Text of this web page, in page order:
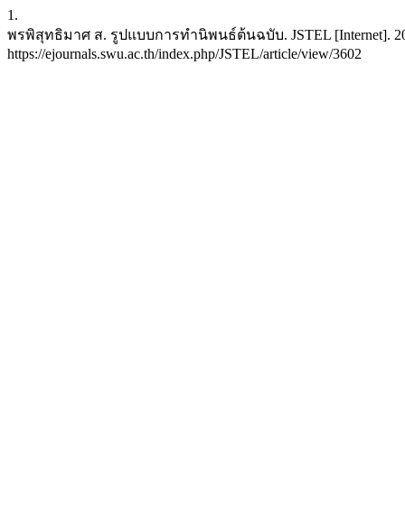
1.
พรพิสุทธิมาศ ส. รูปแบบการทำนิพนธ์ต้นฉบับ. JSTEL [Internet].
https://ejournals.swu.ac.th/index.php/JSTEL/article/view/3602